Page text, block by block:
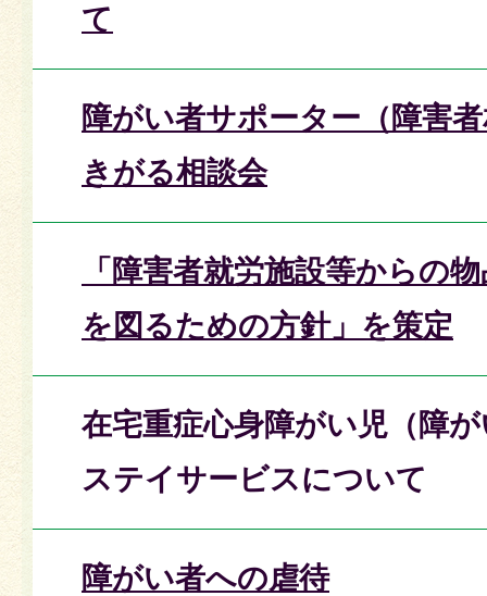
て
障がい者サポーター（障害
きがる相談会
「障害者就労施設等からの
を図るための方針」を策定
在宅重症心身障がい児（障
ステイサービスについて
障がい者への虐待